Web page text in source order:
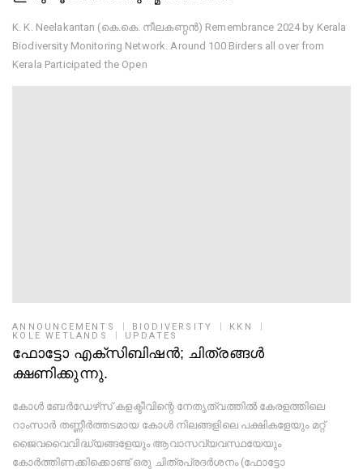
K. K. Neelakantan (കെ.കെ. നീലകണ്ഠൻ) Remembrance 2024 by Kerala
Biodiversity Monitoring Network. Around 100 Birders all over from
Kerala Participated the Open
ANNOUNCEMENTS BIODIVERSITY
KKN
KOLE WETLANDS
UPDATES
ഫോട്ടോ എക്‌സിബിഷൻ; ചിത്രങ്ങൾ
ക്ഷണിക്കുന്നു.
കോൾ ബേർഡേഴ്‌സ് കളക്ടീവിന്റെ നേതൃത്വത്തിൽ കേരളത്തിലെ
റാംസാർ തണ്ണീർത്തടമായ കോൾ നിലങ്ങളിലെ പക്ഷികളേയും മറ്റ്
ജൈവവൈവിദ്ധ്യങ്ങളേയും ആവാസവ്യവസ്ഥയേയും
കോർത്തിണക്കിക്കൊണ്ട് ഒരു ചിത്രപ്രദർശനം (ഫോട്ടോ